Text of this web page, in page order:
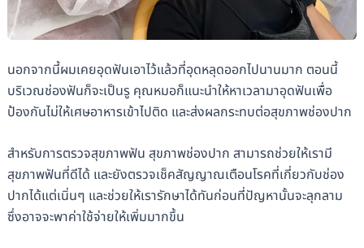
นอกจากนี้ผมเคยอุดฟันเอาไว้แล้วที่อุดหลุดออกไปนานมาก ตอนนี้
บริเวณช่องฟันก็จะเป็นรู คุณหมอก็แนะนำให้หาเวลามาอุดฟันเพื่อ
ป้องกันไม่ให้เศษอาหารเข้าไปติด และส่งผลกระทบต่อสุขภาพช่องปาก
สำหรับการตรวจสุขภาพฟัน สุขภาพช่องปาก สามารถช่วยให้เรามี
สุขภาพฟันที่ดีได้ และยังตรวจเช็คสัญญาณเตือนโรคที่เกี่ยวกับช่อง
ปากได้แต่เนิ่นๆ และช่วยให้เรารักษาได้ทันก่อนที่ปัญหานั้นจะลุกลาม
ซึ่งอาจจะพาค่าใช้จ่ายให้เพิ่มมากขึ้น